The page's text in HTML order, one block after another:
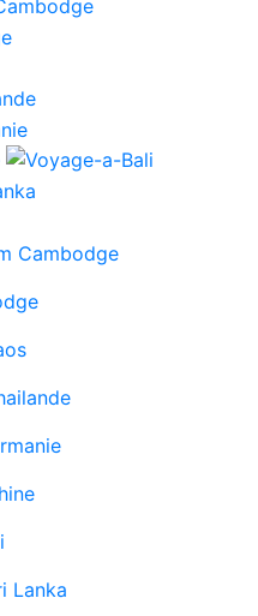
Cambodge
Lanka